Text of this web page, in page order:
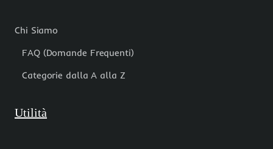
Chi Siamo
FAQ (Domande Frequenti)
Categorie dalla A alla Z
Utilità